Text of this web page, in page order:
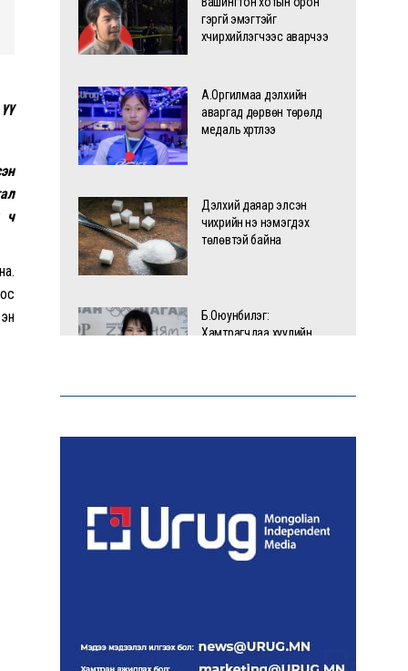
ч
гэргүй эмэгтэйг
хүчирхийлэгчээс аварчээ
А.Оргилмаа дэлхийн
аваргад дөрвөн төрөлд
медаль хүртлээ
Дэлхий даяар элсэн
чихрийн үнэ нэмэгдэх
төлөвтэй байна
Б.Оюунбилэг:
Хамтрагчдаа хуулийн
Д.Амарбаясгалан: Зах
Голомт банк АНЭУ-ын